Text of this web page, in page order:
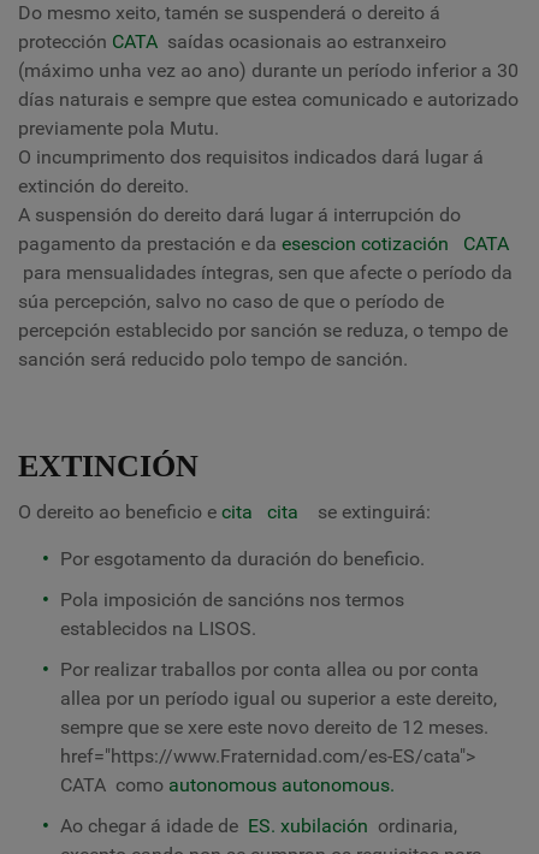
Do mesmo xeito, tamén se suspenderá o dereito á
protección CATA saídas ocasionais ao estranxeiro
(máximo unha vez ao ano) durante un período inferior a 30
días naturais e sempre que estea comunicado e autorizado
previamente pola Mutu.
O incumprimento dos requisitos indicados dará lugar á
extinción do dereito.
A suspensión do dereito dará lugar á interrupción do
pagamento da prestación e da esescion cotización
CATA
para mensualidades íntegras, sen que afecte o período da
súa percepción, salvo no caso de que o período de
percepción establecido por sanción se reduza, o tempo de
sanción será reducido polo tempo de sanción.
EXTINCIÓN
O dereito ao beneficio e cita cita se extinguirá:
Por esgotamento da duración do beneficio.
Pola imposición de sancións nos termos
establecidos na LISOS.
Por realizar traballos por conta allea ou por conta
allea por un período igual ou superior a este dereito,
sempre que se xere este novo dereito de 12 meses.
href="https://www.Fraternidad.com/es-ES/cata">
CATA como autonomous autonomous.
Ao chegar á idade de ES. xubilación ordinaria,